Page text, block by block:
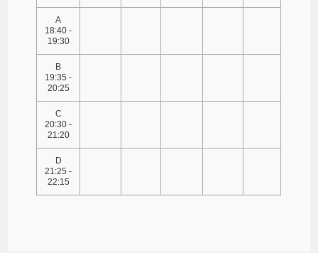
A
18:40 -
19:30
B
19:35 -
20:25
C
20:30 -
21:20
D
21:25 -
22:15